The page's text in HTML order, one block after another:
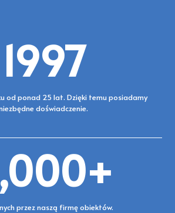
1997
od ponad 25 lat. Dzięki temu posiadamy
doświadczenie.
+
przez naszą firmę obiektów.